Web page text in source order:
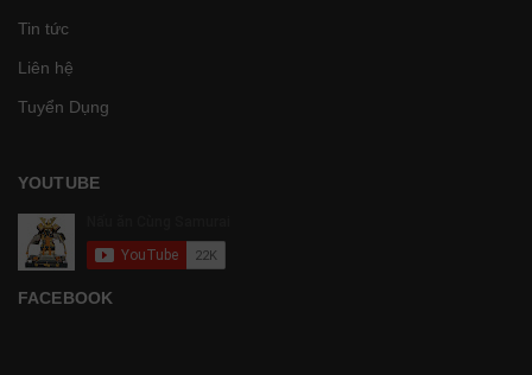
Tin tức
Liên hệ
Tuyển Dụng
YOUTUBE
FACEBOOK